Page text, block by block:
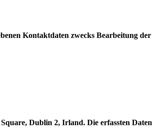
Kontaktdaten zwecks Bearbeitung der
Dublin 2, Irland. Die erfassten Daten